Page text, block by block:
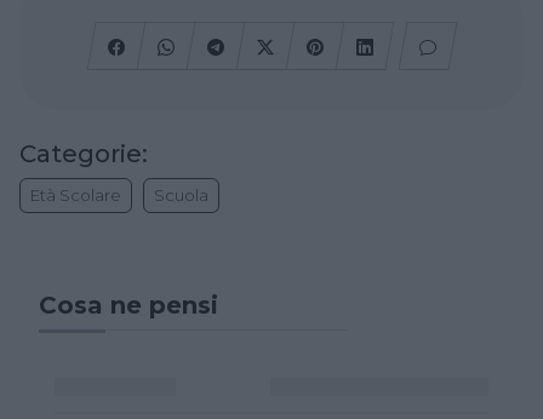
Categorie:
Età Scolare Scuola
Cosa ne pensi